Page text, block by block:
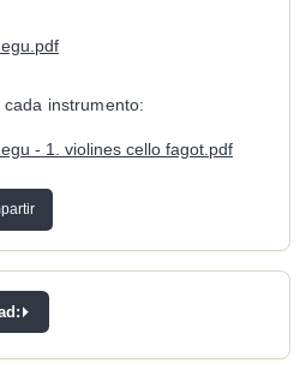
instrumento:
- 1. violines cello fagot.pdf